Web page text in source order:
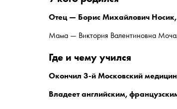
Отец — Борис Михайлович Носик,
Мама — Виктория Валентиновна
где и чему учился
Окончил 3-й Московский
Владеет английским,